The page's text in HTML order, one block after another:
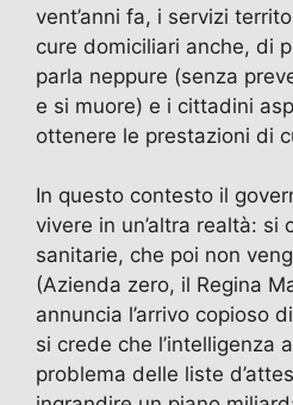
vent’anni fa, i servizi
cure domiciliari anche, di
parla neppure (senza
e si muore) e i cittadini
ottenere le prestazioni di
In questo contesto il
vivere in un’altra realtà: si
sanitarie, che poi non
(Azienda zero, il Regina
annuncia l’arrivo copioso
si crede che l’intelligenza
problema delle liste